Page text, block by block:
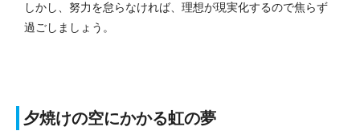
しかし、努力を怠らなければ、理想が現実化するので焦らず
過ごしましょう。
夕焼けの空にかかる虹の夢